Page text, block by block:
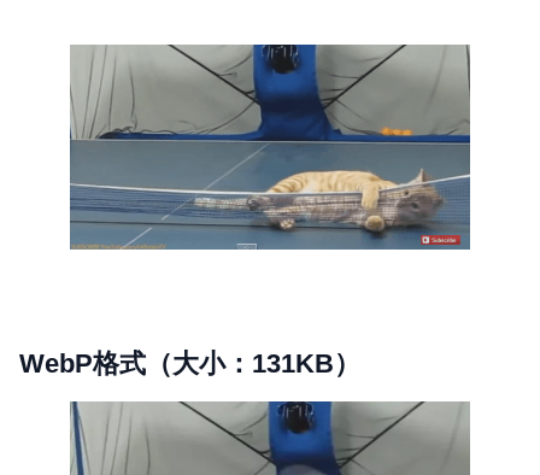
WebP格式（大小：131KB）